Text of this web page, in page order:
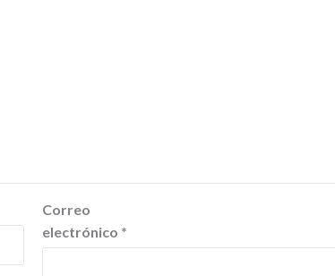
Correo
electrónico *